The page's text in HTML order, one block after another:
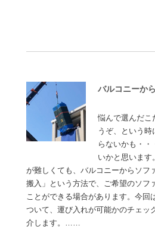
バルコニーか
悩んで選んだこ
うぞ、という時
らないかも・・
いかと思います
が難しくても、バルコニーからソフ
搬入」という方法で、ご希望のソフ
ことができる場合があります。今回
ついて、運び入れが可能かのチェッ
介します。……